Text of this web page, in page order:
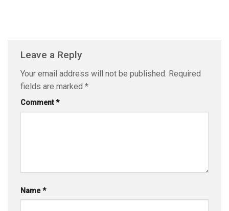
Leave a Reply
Your email address will not be published. Required
fields are marked *
Comment*
Name*